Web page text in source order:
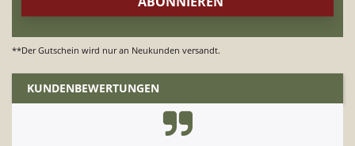
**Der Gutschein wird nur an Neukunden versandt.
KUNDENBEWERTUNGEN